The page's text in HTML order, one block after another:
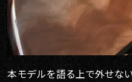
本モデルを語る上で外せな